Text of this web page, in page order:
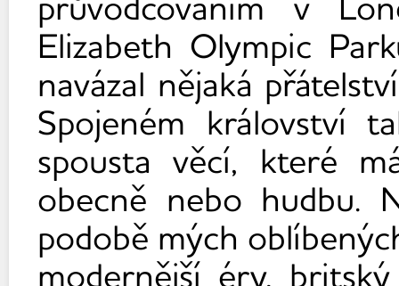
Elizabeth Olympic
navázal nějaká
Spojeném království
spousta věcí, které
obecně nebo hudbu.
podobě mých
modernější éry,